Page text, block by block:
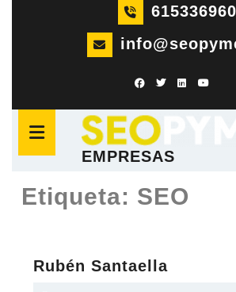
al
contenido
615336960
Botón
aperturaEMPRESAS
Etiqueta: SEO
Rubén Santaella